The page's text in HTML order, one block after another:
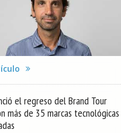
el regreso del Brand Tour
más de 35 marcas tecnológicas